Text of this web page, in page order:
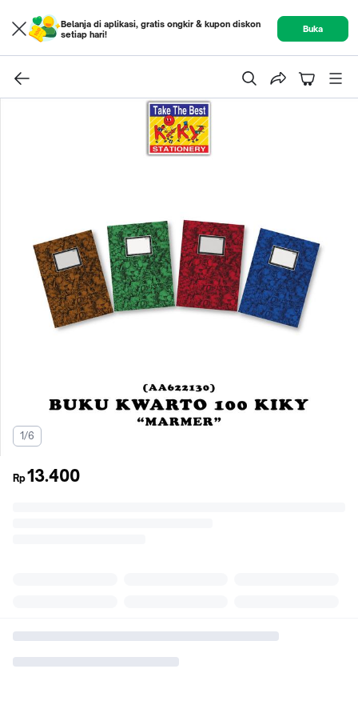
Belanja di aplikasi, gratis ongkir & kupon diskon
setiap hari!
Buka
1/6
Rp13.400